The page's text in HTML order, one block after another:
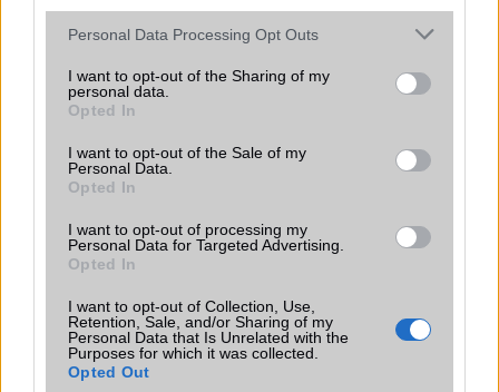
Please note that this website/app uses one or more Google
not limited to your visit or usage behaviour. You may click to
grant or deny consent to Google and its third-party tags to
use your data for below specified purposes in below Google
consent section.
Personal Data Processing Opt Outs
I want to opt-out of the Sharing of my
personal data.
Opted In
I want to opt-out of the Sale of my
Personal Data.
Opted In
I want to opt-out of processing my
Personal Data for Targeted Advertising.
Opted In
I want to opt-out of Collection, Use,
Retention, Sale, and/or Sharing of my
Personal Data that Is Unrelated with the
Purposes for which it was collected.
Opted Out
KAPCSOLÓDÓ HÍREK
Súlyos hiba: Gmail vs Windows Phone 8
Random újraindulások a WP8 mobiloknál
Kód-kikerülés: veszélyben a Samsung Galaxy mobilok!
Újabb iOS 7 hibák: volt ikon, nincs ikon
Komoly gondok az Android 4.3 frissítéssel